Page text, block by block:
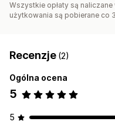
Wszystkie opłaty są
użytkowania są pobierane co
Recenzje (2)
Ogólna ocena
5
5